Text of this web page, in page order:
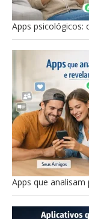
Apps psicológicos:
Apps que